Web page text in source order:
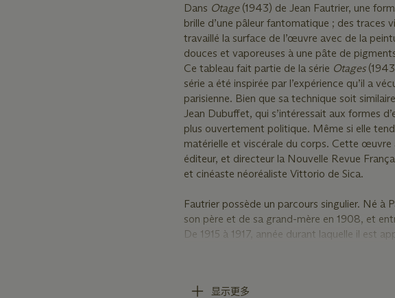
Dans Otage (1943) de Jean Fautrier, une
brille d’une pâleur fantomatique ; des
travaillé la surface de l’œuvre avec de la
douces et vaporeuses à une pâte de
Ce tableau fait partie de la série Otages
série a été inspirée par l’expérience qu’il a
parisienne. Bien que sa technique soit
Jean Dubuffet, qui s’intéressait aux formes
plus ouvertement politique. Même si elle
matérielle et viscérale du corps. Cette œuvre
éditeur, et directeur la Nouvelle Revue
et cinéaste néoréaliste Vittorio de Sica.
Fautrier possède un parcours singulier. Né à
son père et de sa grand-mère en 1908, et
De 1915 à 1917, année durant laquelle il est
Réformé en 1920, Fautrier devient « artiste
显示更多